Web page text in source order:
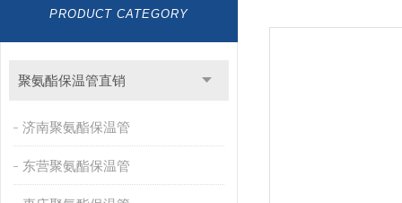
PRODUCT CATEGORY
聚氨酯保温管直销
济南聚氨酯保温管
东营聚氨酯保温管